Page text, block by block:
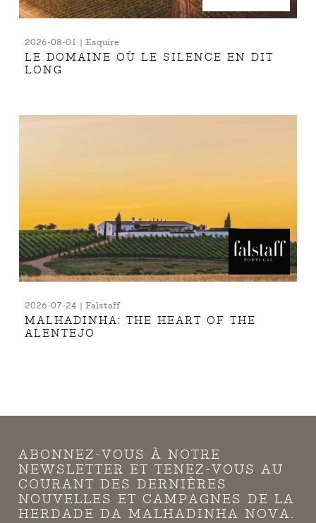
2026-08-01 | Esquire
LE DOMAINE OÙ LE SILENCE EN DIT
LONG
2026-07-24 | Falstaff
MALHADINHA: THE HEART OF THE
ALENTEJO
ABONNEZ-VOUS À NOTRE
NEWSLETTER ET TENEZ-VOUS AU
COURANT DES DERNIÈRES
NOUVELLES ET CAMPAGNES DE LA
HERDADE DA MALHADINHA NOVA.